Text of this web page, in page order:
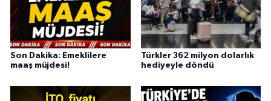
Son Dakika: Emeklilere
maaş müjdesi!
Türkler 362 milyon dolarlık
hediyeyle döndü